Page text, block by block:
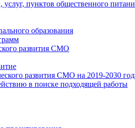
услуг, пунктов общественного
образования
развития СМО
развития СМО на 2019-2030
в поиске подходящей работы